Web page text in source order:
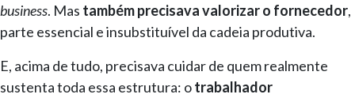
business. Mas também precisava valorizar o fornecedor,
parte essencial e insubstituível da cadeia produtiva.
E, acima de tudo, precisava cuidar de quem realmente
sustenta toda essa estrutura: otrabalhador